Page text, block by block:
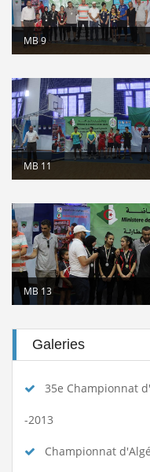
MB 9
MB 11
MB 13
Galeries
35e Championnat
-2013
Championnat